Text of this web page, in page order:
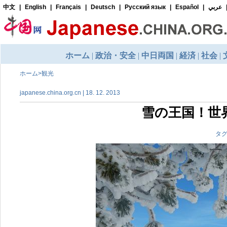
ホーム>観光
japanese.china.org.cn | 18. 12. 2013
雪の王国！世
タ